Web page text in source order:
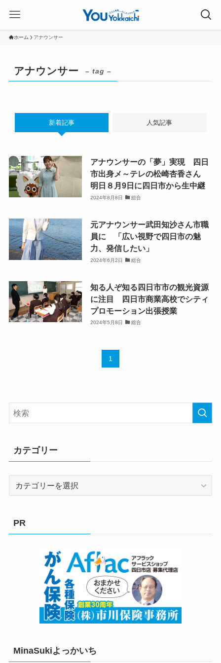
ホーム アナウンサー
アナウンサー – tag –
新着記事 人気記事
アナウンサーの「夢」実現 四日
市出身メ～テレの松崎杏香さん
明日８月9日に四日市から生中継
2024年8月8日 総合
元アナウンサー武田知沙さん市職
員に 「広い視野で四日市の魅
力、発信したい」
2024年6月2日 総合
知る人ぞ知る四日市市の観光資源
に注目 四日市商業高校でシティ
プロモーション出張授業
2024年5月8日 総合
1
カテゴリー
PR
MinaSukiよっかいち